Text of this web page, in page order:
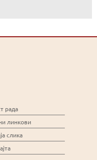
рада
линкови
слика